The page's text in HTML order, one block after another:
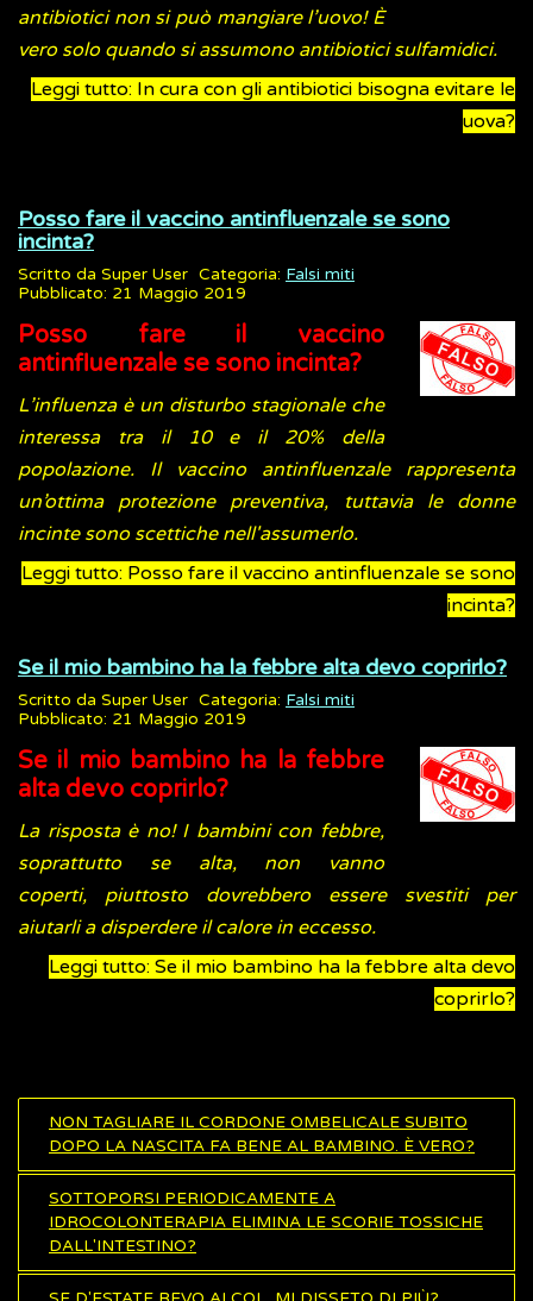
antibiotici non si può mangiare l’uovo! È
vero solo quando si assumono antibiotici sulfamidici.
Leggi tutto: In cura con gli antibiotici bisogna evitare le
uova?
Posso fare il vaccino antinfluenzale se sono
incinta?
Scritto da Super User Categoria: Falsi miti
Pubblicato: 21 Maggio 2019
Posso fare il vaccino
antinfluenzale se sono incinta?
L’influenza è un disturbo stagionale che
interessa tra il 10 e il 20% della
popolazione. Il vaccino antinfluenzale rappresenta
un’ottima protezione preventiva, tuttavia le donne
incinte sono scettiche nell'assumerlo.
Leggi tutto: Posso fare il vaccino antinfluenzale se sono
incinta?
Se il mio bambino ha la febbre alta devo coprirlo?
Scritto da Super User Categoria: Falsi miti
Pubblicato: 21 Maggio 2019
Se il mio bambino ha la febbre
alta devo coprirlo?
La risposta è no! I bambini con febbre,
soprattutto se alta, non vanno
coperti, piuttosto dovrebbero essere svestiti per
aiutarli a disperdere il calore in eccesso.
Leggi tutto: Se il mio bambino ha la febbre alta devo
coprirlo?
NON TAGLIARE IL CORDONE OMBELICALE SUBITO
DOPO LA NASCITA FA BENE AL BAMBINO. È VERO?
SOTTOPORSI PERIODICAMENTE A
IDROCOLONTERAPIA ELIMINA LE SCORIE TOSSICHE
DALL'INTESTINO?